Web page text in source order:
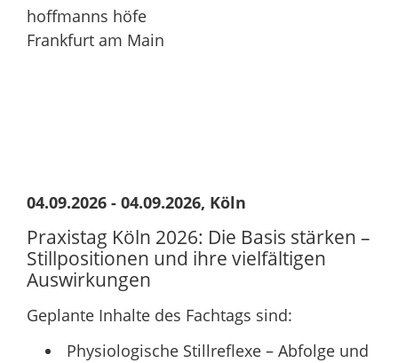
hoffmanns höfe
Frankfurt am Main
04.09.2026 - 04.09.2026, Köln
Praxistag Köln 2026: Die Basis stärken –
Stillpositionen und ihre vielfältigen
Auswirkungen
Geplante Inhalte des Fachtags sind:
Physiologische Stillreflexe – Abfolge und